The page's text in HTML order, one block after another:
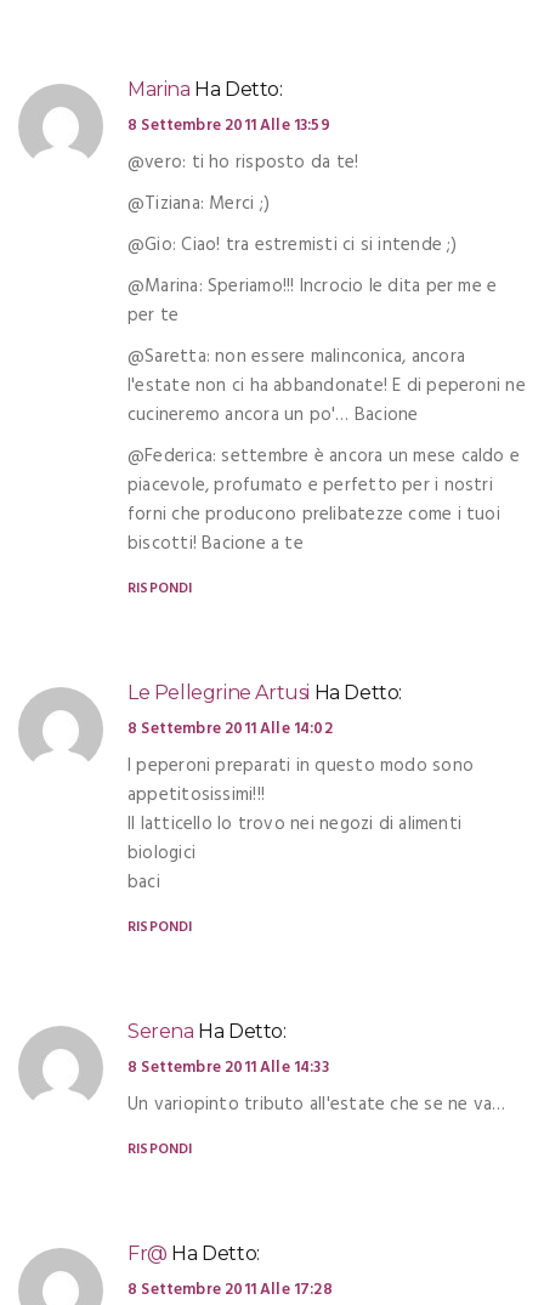
Marina Ha Detto:
8 Settembre 2011 Alle 13:59
@vero: ti ho risposto da te!
@Tiziana: Merci ;)
@Gio: Ciao! tra estremisti ci si intende ;)
@Marina: Speriamo!!! Incrocio le dita per me e
per te
@Saretta: non essere malinconica, ancora
l'estate non ci ha abbandonate! E di peperoni ne
cucineremo ancora un po'… Bacione
@Federica: settembre è ancora un mese caldo e
piacevole, profumato e perfetto per i nostri
forni che producono prelibatezze come i tuoi
biscotti! Bacione a te
RISPONDI
Le Pellegrine Artusi Ha Detto:
8 Settembre 2011 Alle 14:02
I peperoni preparati in questo modo sono
appetitosissimi!!!
Il latticello lo trovo nei negozi di alimenti
biologici
baci
RISPONDI
Serena Ha Detto:
8 Settembre 2011 Alle 14:33
Un variopinto tributo all'estate che se ne va…
RISPONDI
Fr@ Ha Detto:
8 Settembre 2011 Alle 17:28